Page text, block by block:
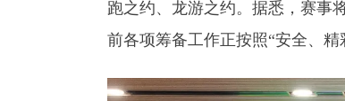
跑之约、龙游之约。据悉，赛事
前各项筹备工作正按照“安全、精